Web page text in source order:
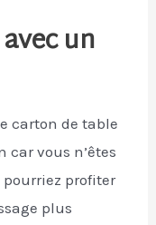
un
carton de table
car vous n’êtes
profiter
plus